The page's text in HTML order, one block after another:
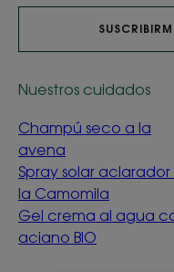
Nuestros cuidados
Champú seco a la
avena
Spray solar aclarador
la Camomila
Gel crema al agua
aciano BIO